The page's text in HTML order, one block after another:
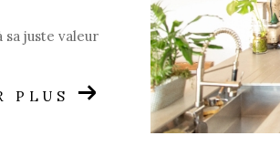
juste valeur
PLUS